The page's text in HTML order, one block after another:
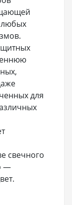
любых
для
свечного
—